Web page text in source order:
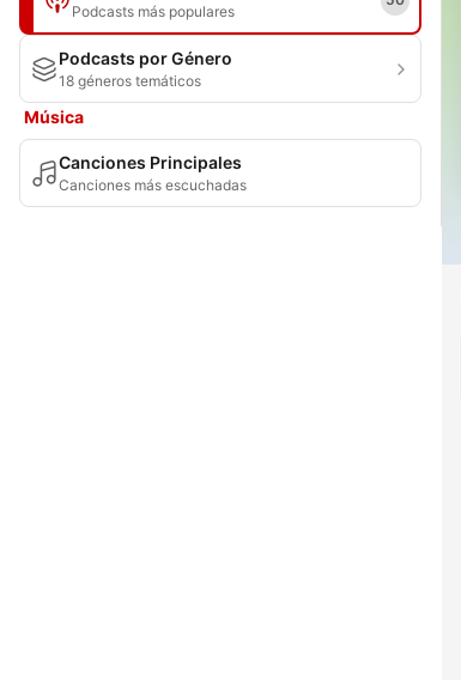
Podcasts más populares
Podcasts por Género
18 géneros temáticos
Música
Canciones Principales
Canciones más escuchadas